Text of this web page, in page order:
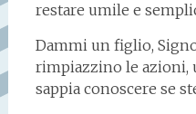
restare umile e
Dammi un figlio,
rimpiazzino le azioni,
sappia conoscere se